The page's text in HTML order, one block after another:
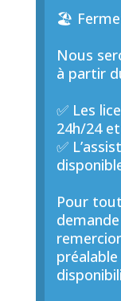
🏖️
Nous
à partir
✅ Les
24h/24
✅
Pour